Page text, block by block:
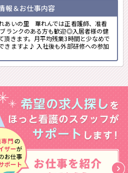
報＆お仕事内容
あいの里 華れんでは正看護師、准看
ランクのある方も歓迎◎入居者様の健
頂きます。月平均残業3時間と少なめで
きますよ♪ 入社後も外部研修への参加